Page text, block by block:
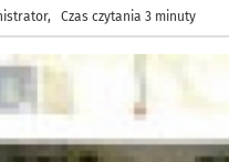
Czas czytania 3 minuty